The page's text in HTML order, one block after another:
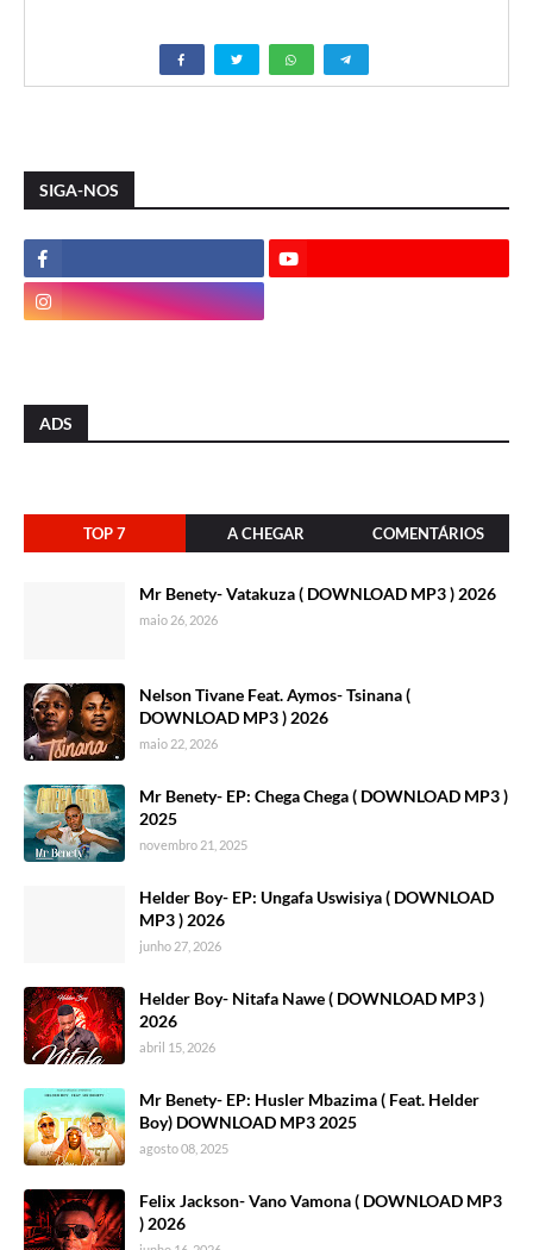
SIGA-NOS
ADS
TOP 7 A CHEGAR COMENTÁRIOS
Mr Benety- Vatakuza ( DOWNLOAD MP3 ) 2026
maio 26, 2026
Nelson Tivane Feat. Aymos- Tsinana (
DOWNLOAD MP3 ) 2026
maio 22, 2026
Mr Benety- EP: Chega Chega ( DOWNLOAD MP3 )
2025
novembro 21, 2025
Helder Boy- EP: Ungafa Uswisiya ( DOWNLOAD
MP3 ) 2026
junho 27, 2026
Helder Boy- Nitafa Nawe ( DOWNLOAD MP3 )
2026
abril 15, 2026
Mr Benety- EP: Husler Mbazima ( Feat. Helder
Boy) DOWNLOAD MP3 2025
agosto 08, 2025
Felix Jackson- Vano Vamona ( DOWNLOAD MP3
) 2026